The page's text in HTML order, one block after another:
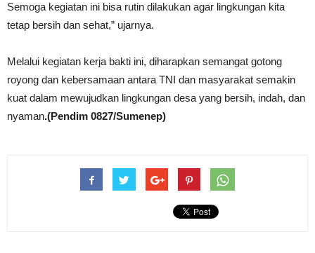
Semoga kegiatan ini bisa rutin dilakukan agar lingkungan kita
tetap bersih dan sehat,” ujarnya.
Melalui kegiatan kerja bakti ini, diharapkan semangat gotong
royong dan kebersamaan antara TNI dan masyarakat semakin
kuat dalam mewujudkan lingkungan desa yang bersih, indah, dan
nyaman.(Pendim 0827/Sumenep)